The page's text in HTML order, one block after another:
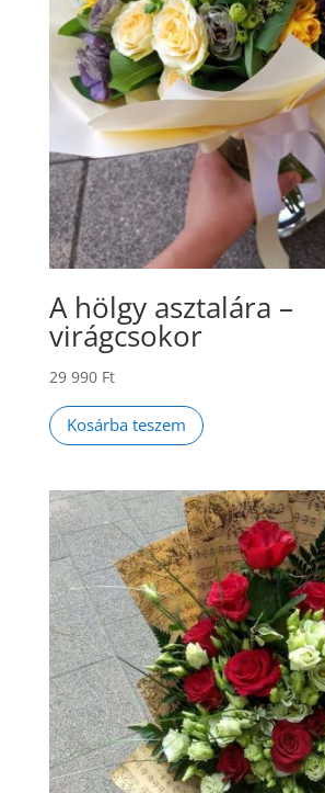
termékoldalon
választhatók
ki
A hölgy asztalára –
virágcsokor
29 990 Ft
Kosárba teszem